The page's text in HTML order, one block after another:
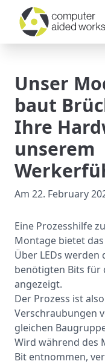
Unser
baut
Ihre
unserem
Am 22. February
Eine Prozesshilfe
Montage bietet
Über LEDs
benötigten Bits für
angezeigt.
Der Prozess ist
Verschraubungen
gleichen
Wird während des
Bit entnommen,